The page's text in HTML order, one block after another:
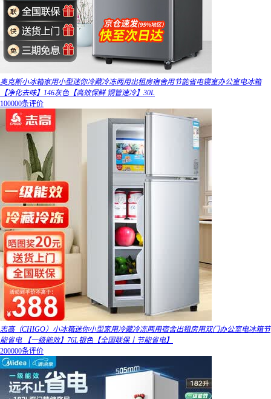
奥克斯小冰箱家用小型迷你冷藏冷冻两用出租房宿舍用节能省电寝室办公室电冰箱
【净化去味】146灰色【高效保鲜 铜管速冷】30L
100000条评价
志高（CHIGO）小冰箱迷你小型家用冷藏冷冻两用宿舍出租房用双门办公室电冰箱节
能省电 【一级能效】76L银色【全国联保丨节能省电】
200000条评价